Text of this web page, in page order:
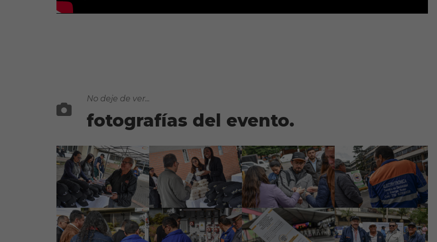
No deje de ver...
fotografías del evento.